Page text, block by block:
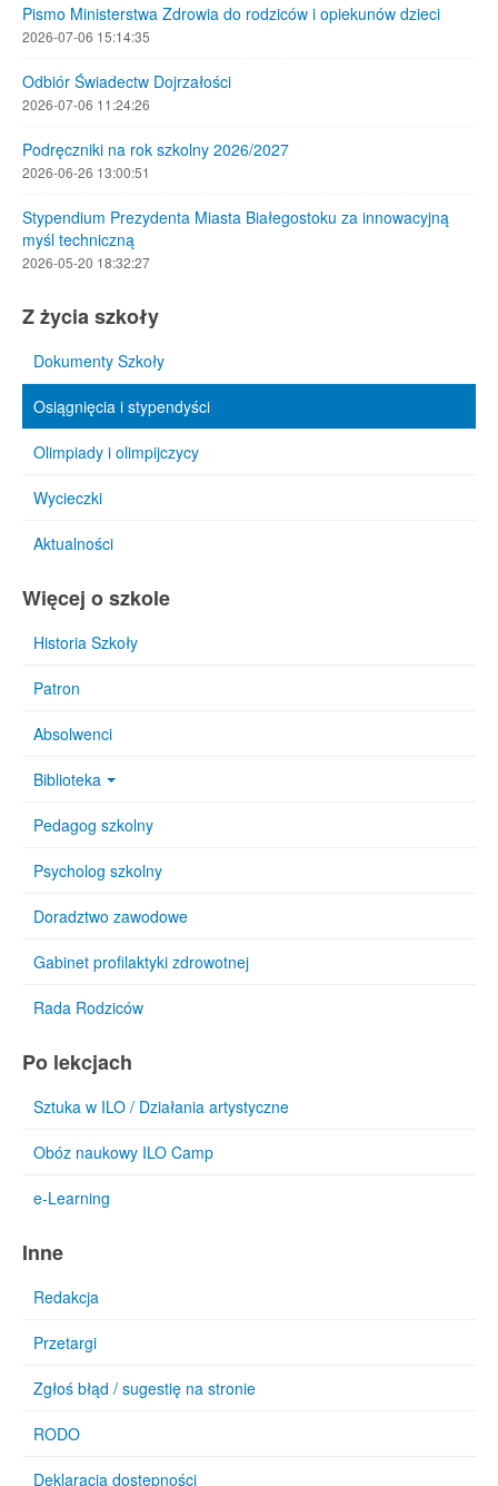
Pismo Ministerstwa Zdrowia do rodziców i opiekunów dzieci
2026-07-06 15:14:35
Odbiór Świadectw Dojrzałości
2026-07-06 11:24:26
Podręczniki na rok szkolny 2026/2027
2026-06-26 13:00:51
Stypendium Prezydenta Miasta Białegostoku za innowacyjną
myśl techniczną
2026-05-20 18:32:27
Z życia szkoły
Dokumenty Szkoły
Osiągnięcia i stypendyści
Olimpiady i olimpijczycy
Wycieczki
Aktualności
Więcej o szkole
Historia Szkoły
Patron
Absolwenci
Biblioteka
Pedagog szkolny
Psycholog szkolny
Doradztwo zawodowe
Gabinet profilaktyki zdrowotnej
Rada Rodziców
Po lekcjach
Sztuka w ILO / Działania artystyczne
Obóz naukowy ILO Camp
e-Learning
Inne
Redakcja
Przetargi
Zgłoś błąd / sugestię na stronie
RODO
Deklaracja dostępności